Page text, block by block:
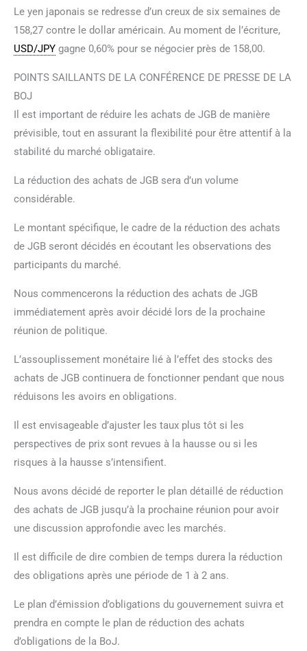
Le yen japonais se redresse d’un creux de six semaines de
158,27 contre le dollar américain. Au moment de l’écriture,
USD/JPY gagne 0,60% pour se négocier près de 158,00.
POINTS SAILLANTS DE LA CONFÉRENCE DE PRESSE DE LA
BOJ
Il est important de réduire les achats de JGB de manière
prévisible, tout en assurant la flexibilité pour être attentif à la
stabilité du marché obligataire.
La réduction des achats de JGB sera d’un volume
considérable.
Le montant spécifique, le cadre de la réduction des achats
de JGB seront décidés en écoutant les observations des
participants du marché.
Nous commencerons la réduction des achats de JGB
immédiatement après avoir décidé lors de la prochaine
réunion de politique.
L’assouplissement monétaire lié à l’effet des stocks des
achats de JGB continuera de fonctionner pendant que nous
réduisons les avoirs en obligations.
Il est envisageable d’ajuster les taux plus tôt si les
perspectives de prix sont revues à la hausse ou si les
risques à la hausse s’intensifient.
Nous avons décidé de reporter le plan détaillé de réduction
des achats de JGB jusqu’à la prochaine réunion pour avoir
une discussion approfondie avec les marchés.
Il est difficile de dire combien de temps durera la réduction
des obligations après une période de 1 à 2 ans.
Le plan d’émission d’obligations du gouvernement suivra et
prendra en compte le plan de réduction des achats
d’obligations de la BoJ.